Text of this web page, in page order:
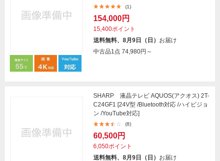
(1)
154,000円
15,400ポイント
送料無料、8月9日（日） お届け
中古品1点 74,980円～
SHARP 液晶テレビ AQUOS(アクオス) 2T-
C24GF1 [24V型 /Bluetooth対応 /ハイビジョ
ン /YouTube対応]
(8)
60,500円
6,050ポイント
送料無料、8月9日（日） お届け